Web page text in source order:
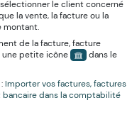
le client concerné
la vente, la facture ou la
montant.
de la facture, facture
une petite icône
dans le
Importer vos factures, factures
dans la comptabilité